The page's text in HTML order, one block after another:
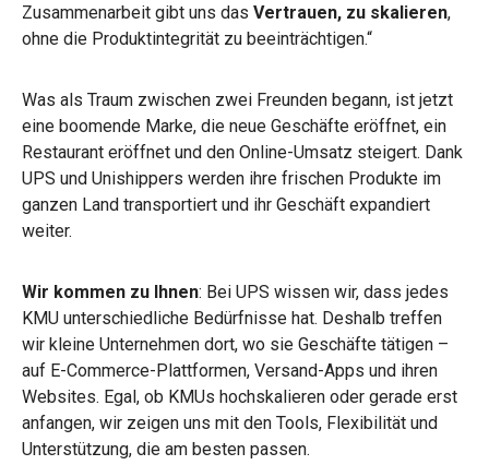
Zusammenarbeit gibt uns das Vertrauen, zu skalieren,
ohne die Produktintegrität zu beeinträchtigen.“
Was als Traum zwischen zwei Freunden begann, ist jetzt
eine boomende Marke, die neue Geschäfte eröffnet, ein
Restaurant eröffnet und den Online-Umsatz steigert. Dank
UPS und Unishippers werden ihre frischen Produkte im
ganzen Land transportiert und ihr Geschäft expandiert
weiter.
Wir kommen zu Ihnen: Bei UPS wissen wir, dass jedes
KMU unterschiedliche Bedürfnisse hat. Deshalb treffen
wir kleine Unternehmen dort, wo sie Geschäfte tätigen –
auf E-Commerce-Plattformen, Versand-Apps und ihren
Websites. Egal, ob KMUs hochskalieren oder gerade erst
anfangen, wir zeigen uns mit den Tools, Flexibilität und
Unterstützung, die am besten passen.